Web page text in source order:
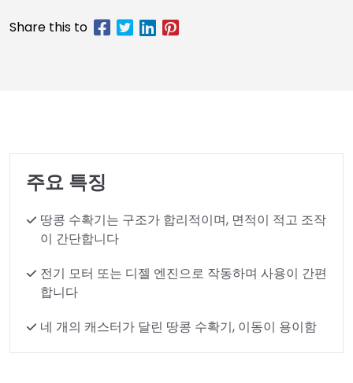
주요 특징
땅콩 수확기는 구조가 합리적이며, 면적이 적고 조작
이 간단합니다
전기 모터 또는 디젤 엔진으로 작동하며 사용이 간편
합니다
네 개의 캐스터가 달린 땅콩 수확기, 이동이 용이함